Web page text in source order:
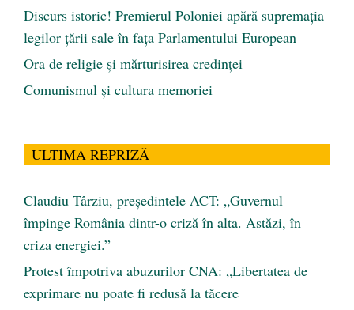
Discurs istoric! Premierul Poloniei apără supremația
legilor țării sale în fața Parlamentului European
Ora de religie şi mărturisirea credinţei
Comunismul şi cultura memoriei
ULTIMA REPRIZĂ
Claudiu Târziu, președintele ACT: „Guvernul
împinge România dintr-o criză în alta. Astăzi, în
criza energiei.”
Protest împotriva abuzurilor CNA: „Libertatea de
exprimare nu poate fi redusă la tăcere